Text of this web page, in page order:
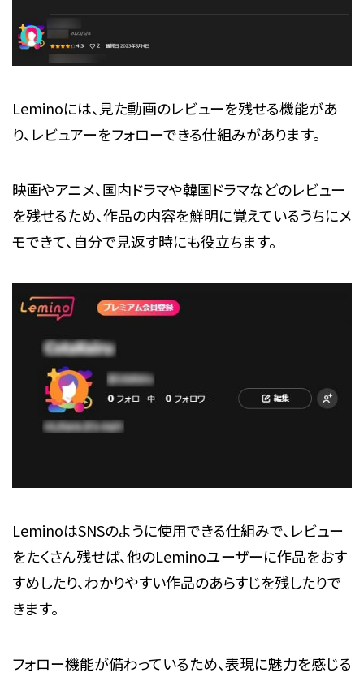
Leminoには、見た動画のレビューを残せる機能があ
り、レビュアーをフォローできる仕組みがあります。
映画やアニメ、国内ドラマや韓国ドラマなどのレビュー
を残せるため、作品の内容を鮮明に覚えているうちにメ
モできて、自分で見返す時にも役立ちます。
LeminoはSNSのように使用できる仕組みで、レビュー
をたくさん残せば、他のLeminoユーザーに作品をおす
すめしたり、わかりやすい作品のあらすじを残したりで
きます。
フォロー機能が備わっているため、表現に魅力を感じる